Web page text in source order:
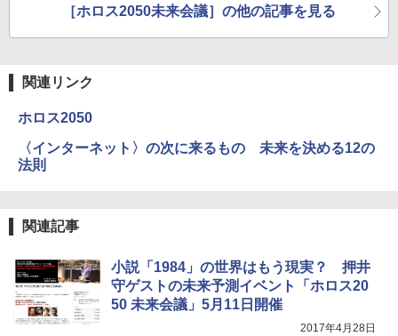
［ホロス2050未来会議］の他の記事を見る
関連リンク
ホロス2050
〈インターネット〉の次に来るもの 未来を決める12の
法則
関連記事
小説「1984」の世界はもう現実？ 押井
守ゲストの未来予測イベント「ホロス20
50 未来会議」5月11日開催
2017年4月28日